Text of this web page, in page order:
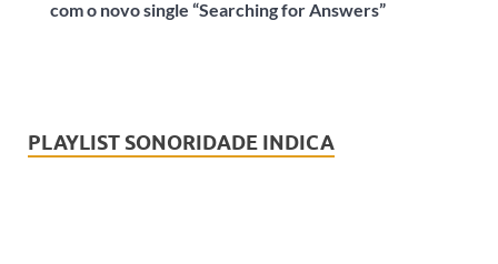
com o novo single “Searching for Answers”
PLAYLIST SONORIDADE INDICA